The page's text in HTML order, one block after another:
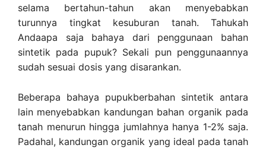
selama bertahun-tahun akan menyebabkan
turunnya tingkat kesuburan tanah. Tahukah
Andaapa saja bahaya dari penggunaan bahan
sintetik pada pupuk? Sekali pun penggunaannya
sudah sesuai dosis yang disarankan.
Beberapa bahaya pupukberbahan sintetik antara
lain menyebabkan kandungan bahan organik pada
tanah menurun hingga jumlahnya hanya 1-2% saja.
Padahal, kandungan organik yang ideal pada tanah